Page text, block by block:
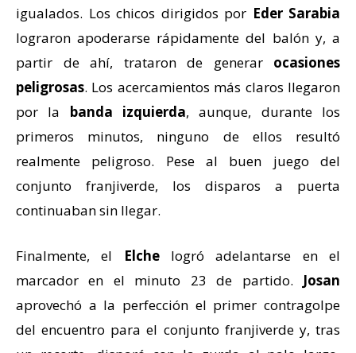
igualados. Los chicos dirigidos por Eder Sarabia
lograron apoderarse rápidamente del balón y, a
partir de ahí, trataron de generar ocasiones
peligrosas. Los acercamientos más claros llegaron
por la banda izquierda, aunque, durante los
primeros minutos, ninguno de ellos resultó
realmente peligroso. Pese al buen juego del
conjunto franjiverde, los disparos a puerta
continuaban sin llegar.
Finalmente, el Elchelogró adelantarse en el
marcador en el minuto 23 de partido. Josan
aprovechó a la perfección el primer contragolpe
del encuentro para el conjunto franjiverde y, tras